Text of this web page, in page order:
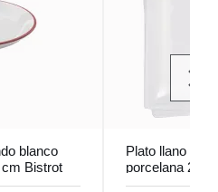
blanco
Bistrot
Plato llano
porcelana
Pro.mundi